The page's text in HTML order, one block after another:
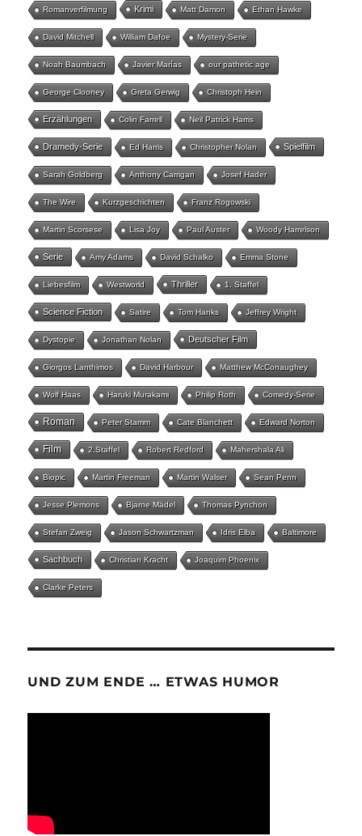
Romanverfilmung Krimi Matt Damon Ethan Hawke
David Mitchell William Dafoe Mystery-Serie
Noah Baumbach Javier Marías our pathetic age
George Clooney Greta Gerwig Christoph Hein
Erzählungen Colin Farrell Neil Patrick Harris
Dramedy-Serie Ed Harris Christopher Nolan Spielfilm
Sarah Goldberg Anthony Carrigan Josef Hader
The Wire Kurzgeschichten Franz Rogowski
Martin Scorsese Lisa Joy Paul Auster Woody Harrelson
Serie Amy Adams David Schalko Emma Stone
Liebesfilm Westworld Thriller 1. Staffel
Science Fiction Satire Tom Hanks Jeffrey Wright
Dystopie Jonathan Nolan Deutscher Film
Giorgos Lanthimos David Harbour Matthew McConaughey
Wolf Haas Haruki Murakami Philip Roth Comedy-Serie
Roman Peter Stamm Cate Blanchett Edward Norton
Film 2.Staffel Robert Redford Mahershala Ali
Biopic Martin Freeman Martin Walser Sean Penn
Jesse Plemons Bjarne Mädel Thomas Pynchon
Stefan Zweig Jason Schwartzman Idris Elba Baltimore
Sachbuch Christian Kracht Joaquim Phoenix
Clarke Peters
UND ZUM ENDE … ETWAS HUMOR